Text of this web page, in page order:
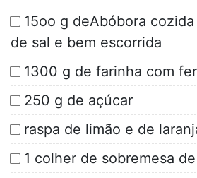
15oo g deAbóbora
de sal e bem escorrida
1300 g de farinha com
250 g de açúcar
raspa de limão e de
1 colher de sobremesa de